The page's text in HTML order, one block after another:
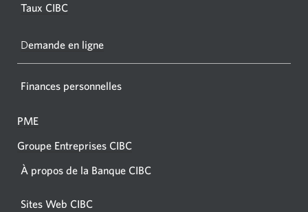
Taux CIBC
Demande en ligne
Finances personnelles
PME
Groupe Entreprises CIBC
À propos de la Banque CIBC
Sites Web CIBC